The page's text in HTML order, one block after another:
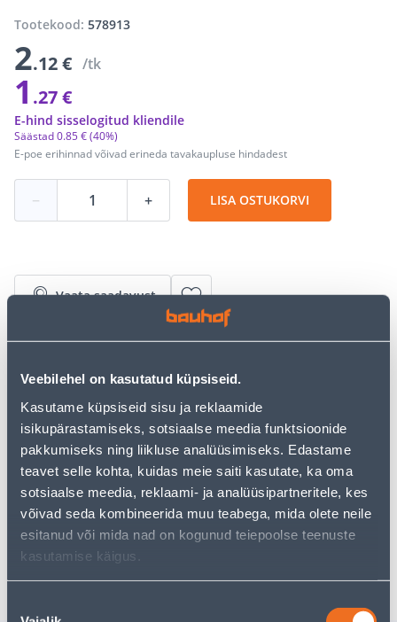
Veebilehel on kasutatud küpsiseid.
Kasutame küpsiseid sisu ja reklaamide
isikupärastamiseks, sotsiaalse meedia funktsioonide
pakkumiseks ning liikluse analüüsimiseks. Edastame
teavet selle kohta, kuidas meie saiti kasutate, ka oma
sotsiaalse meedia, reklaami- ja analüüsipartneritele, kes
võivad seda kombineerida muu teabega, mida olete neile
esitanud või mida nad on kogunud teiepoolse teenuste
kasutamise käigus.
Tootekood: 578913
2.12 € /tk
1 .27 €
E-poe erihinnad võivad erineda tavakaupluse hindadest
Säästad0.85 €(40%)
E-hind sisselogitud kliendile
− + LISA OSTUKORVI
Vaata saadavust
• Vastupidavast plastikust külvikast, mille mõõtmed on
• Kombineerida turbatablettide, turbapottidega või
lisada substraati ning külvata seemned.
• 14-päevane tagastusõigus.
Eeldatav kojuvedu 3,69 € al. 2-5 tööpäeva
Tarne pakiautomaati al. 2,29 € al. 2-5 tööpäeva
Poest kätte, alates 08.08.2026